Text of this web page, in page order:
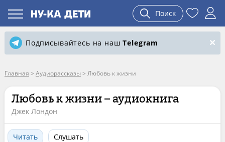
Поиск
Подписывайтесь на нашTelegram
Главная > Аудиорассказы > Любовь к жизни
Любовь к жизни – аудиокнига
Джек Лондон
Читать Слушать